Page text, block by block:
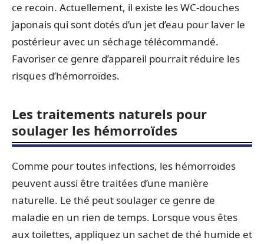
ce recoin. Actuellement, il existe les WC-douches
japonais qui sont dotés d’un jet d’eau pour laver le
postérieur avec un séchage télécommandé.
Favoriser ce genre d’appareil pourrait réduire les
risques d’hémorroïdes.
Les traitements naturels pour
soulager les hémorroïdes
Comme pour toutes infections, les hémorroïdes
peuvent aussi être traitées d’une manière
naturelle. Le thé peut soulager ce genre de
maladie en un rien de temps. Lorsque vous êtes
aux toilettes, appliquez un sachet de thé humide et